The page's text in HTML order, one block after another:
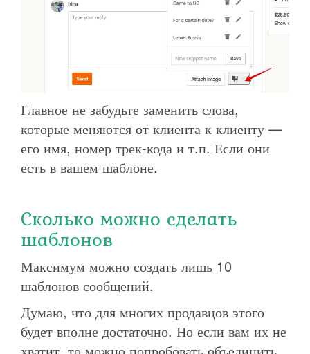
Главное не забудьте заменить слова,
которые меняются от клиента к клиенту —
его имя, номер трек-кода и т.п. Если они
есть в вашем шаблоне.
Сколько можно сделать
шаблонов
Максимум можно создать лишь 10
шаблонов сообщений.
Думаю, что для многих продавцов этого
будет вполне достаточно. Но если вам их не